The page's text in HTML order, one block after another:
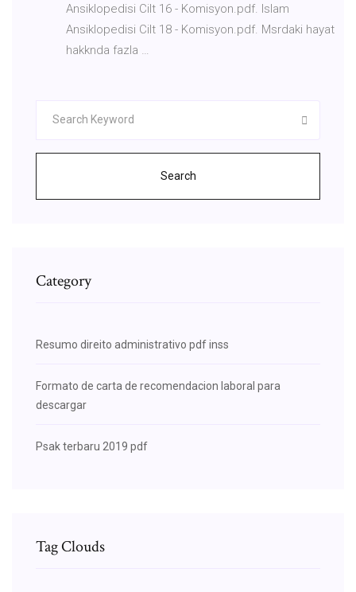
Ansiklopedisi Cilt 16 - Komisyon.pdf. Islam
Ansiklopedisi Cilt 18 - Komisyon.pdf. Msrdaki hayat
hakknda fazla …
Search
Category
Resumo direito administrativo pdf inss
Formato de carta de recomendacion laboral para
descargar
Psak terbaru 2019 pdf
Tag Clouds